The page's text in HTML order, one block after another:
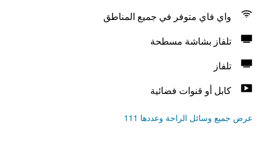
واي فاي متوفر في جميع المناطق
تلفاز بشاشة مسطحة
تلفاز
كابل أو قنوات فضائية
عرض جميع وسائل الراحة وعددها 111